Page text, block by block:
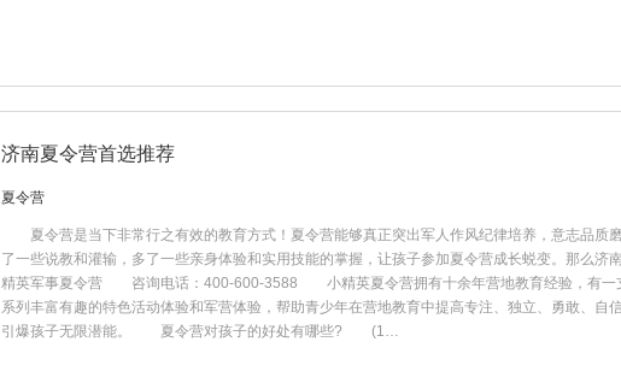
济南夏令营首选推荐
夏令营
夏令营是当下非常行之有效的教育方式！夏令营能够真正突出军人作风纪律培养，意志品质
了一些说教和灌输，多了一些亲身体验和实用技能的掌握，让孩子参加夏令营成长蜕变。那
精英军事夏令营 咨询电话：400-600-3588 小精英夏令营拥有十余年营地教育经验，有一
系列丰富有趣的特色活动体验和军营体验，帮助青少年在营地教育中提高专注、独立、勇敢、自
引爆孩子无限潜能。 夏令营对孩子的好处有哪些? (1…